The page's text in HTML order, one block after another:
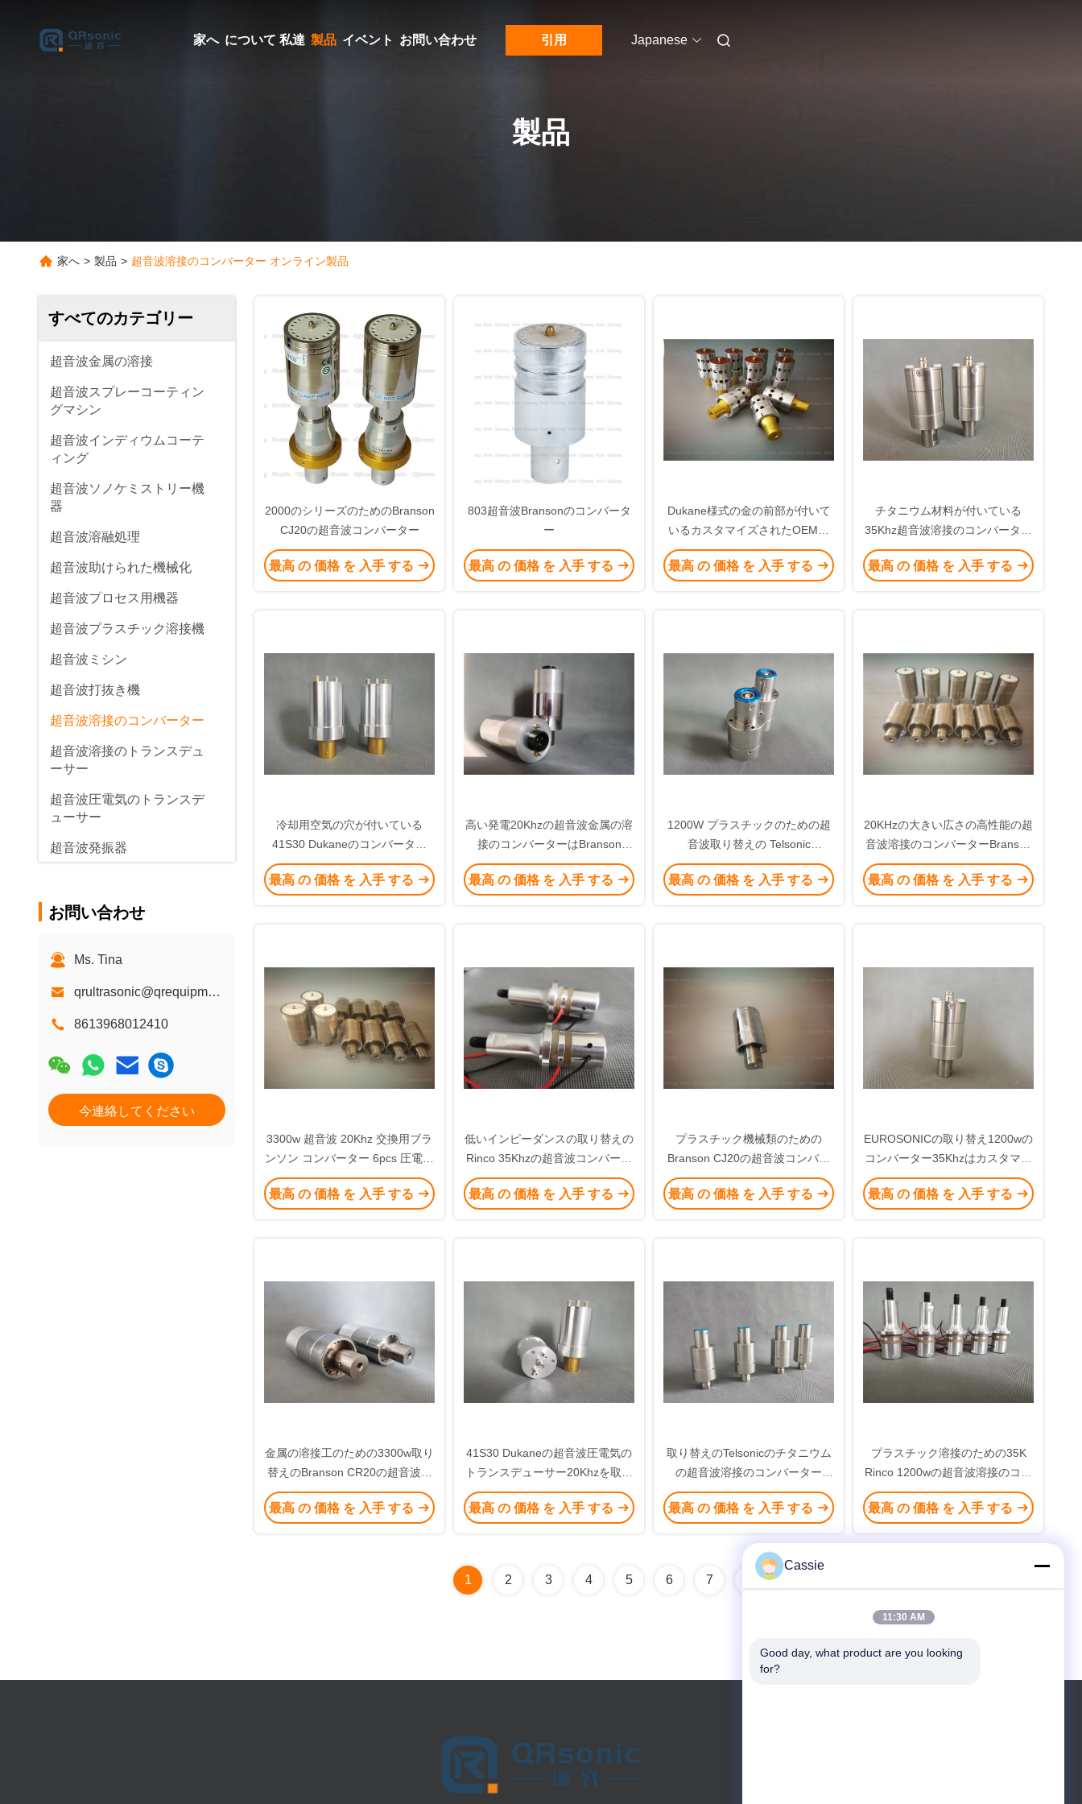
家へ について 私達 製品 イベント お問い合わせ 引用 Japanese
製品
家へ > 製品 > 超音波溶接のコンバーター オンライン製品
すべてのカテゴリー
超音波金属の溶接
超音波スプレーコーティン
グマシン
超音波インディウムコーテ
ィング
超音波ソノケミストリー機
器
超音波溶融処理
超音波助けられた機械化
超音波プロセス用機器
超音波プラスチック溶接機
超音波ミシン
超音波打抜き機
超音波溶接のコンバーター
超音波溶接のトランスデュ
ーサー
超音波圧電気のトランスデ
ューサー
超音波発振器
超音波ワイヤー馬具の溶接
超音波金属の溶接機
お問い合わせ
Ms. Tina
qrultrasonic@qrequipment.com
8613968012410
今連絡してください
2000のシリーズのためのBranson
CJ20の超音波コンバーター
最高 の 価格 を 入手 する
803超音波Bransonのコンバータ
ー
最高 の 価格 を 入手 する
Dukane様式の金の前部が付いて
いるカスタマイズされたOEMの
アルミ合金20Khzのトランスデュ
ーサーは集中します
最高 の 価格 を 入手 する
チタニウム材料が付いている
35Khz超音波溶接のコンバーター
1200w
最高 の 価格 を 入手 する
冷却用空気の穴が付いている
41S30 Dukaneのコンバーター
20Khzの超音波トランスデューサ
ー
最高 の 価格 を 入手 する
高い発電20Khzの超音波金属の溶
接のコンバーターはBranson
CR20を取り替える
最高 の 価格 を 入手 する
1200W プラスチックのための超
音波取り替えの Telsonic
Konverter の高周波 35Khz
最高 の 価格 を 入手 する
20KHzの大きい広さの高性能の超
音波溶接のコンバーターBranson
Typle CJ20
最高 の 価格 を 入手 する
3300w 超音波 20Khz 交換用ブラ
ンソン コンバーター 6pcs 圧電リ
ング付き
最高 の 価格 を 入手 する
低いインピーダンスの取り替えの
Rinco 35Khzの超音波コンバータ
ー
最高 の 価格 を 入手 する
プラスチック機械類のための
Branson CJ20の超音波コンバー
ター20Khz 3300w
最高 の 価格 を 入手 する
EUROSONICの取り替え1200wの
コンバーター35Khzはカスタマイ
ズした
最高 の 価格 を 入手 する
金属の溶接工のための3300w取り
替えのBranson CR20の超音波コ
ンバーター
最高 の 価格 を 入手 する
41S30 Dukaneの超音波圧電気の
トランスデューサー20Khzを取り
替えなさい
最高 の 価格 を 入手 する
取り替えのTelsonicのチタニウム
の超音波溶接のコンバーター
35Khz 1200w
最高 の 価格 を 入手 する
プラスチック溶接のための35K
Rinco 1200wの超音波溶接のコン
バーターおよび陶磁器
最高 の 価格 を 入手 する
1 2 3 4 5 6 7
Cassie
11:30 AM
Good day, what product are you looking
for?